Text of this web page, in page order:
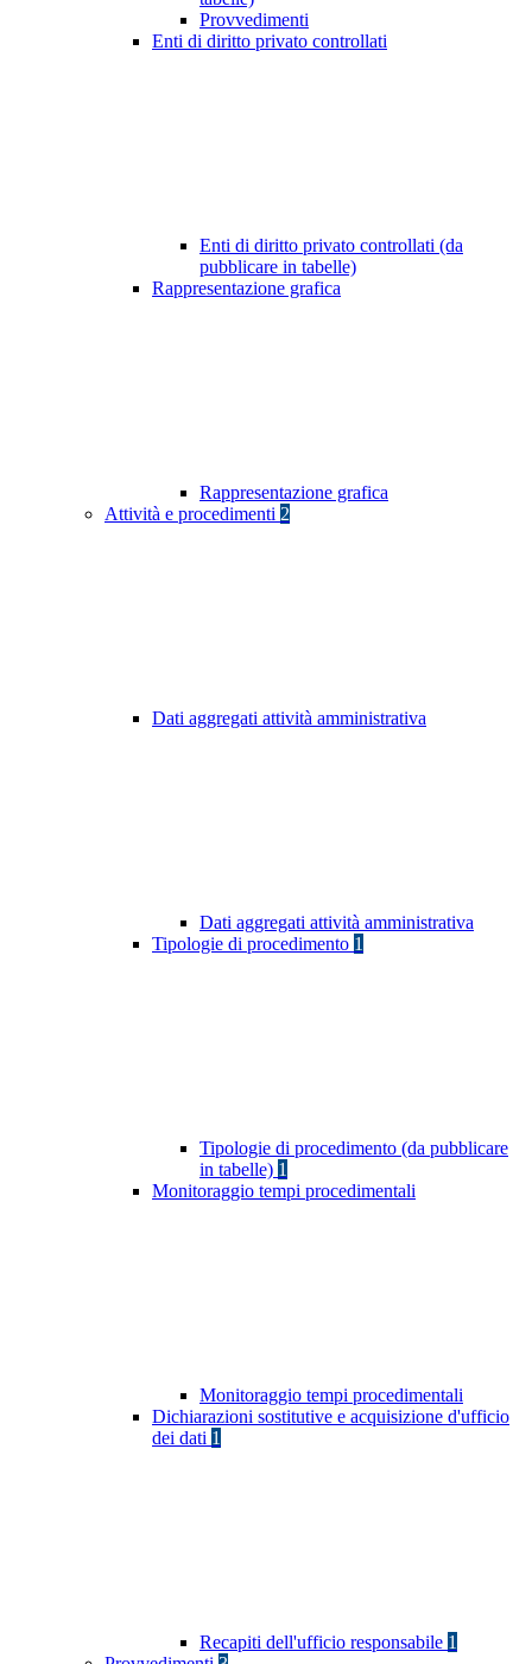
Provvedimenti
Enti di diritto privato controllati
Enti di diritto privato controllati (da
pubblicare in tabelle)
Rappresentazione grafica
Rappresentazione grafica
Attività e procedimenti 2
Dati aggregati attività amministrativa
Dati aggregati attività amministrativa
Tipologie di procedimento 1
Tipologie di procedimento (da pubblicare
in tabelle) 1
Monitoraggio tempi procedimentali
Monitoraggio tempi procedimentali
Dichiarazioni sostitutive e acquisizione d'ufficio
dei dati 1
Recapiti dell'ufficio responsabile 1